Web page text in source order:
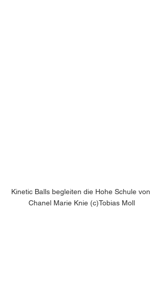
Kinetic Balls begleiten die Hohe Schule von
Chanel Marie Knie (c)Tobias Moll